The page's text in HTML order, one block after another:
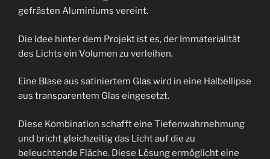
gefrästen Aluminiums vereint.
Die Idee hinter dem Projekt ist es, der Immaterialität
des Lichts ein Volumen zu verleihen.
Eine Blase aus satiniertem Glas wird in eine Halbellipse
aus transparentem Glas eingesetzt.
Diese Kombination schafft eine Tiefenwahrnehmung
und bricht gleichzeitig das Licht auf die zu
beleuchtende Fläche. Diese Lösung ermöglicht eine